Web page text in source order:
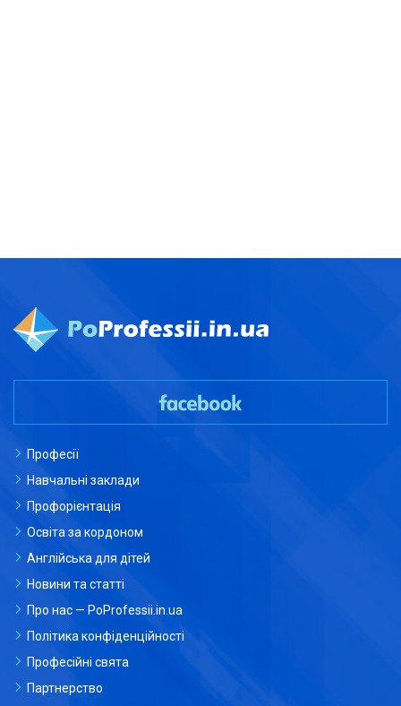
Професії
Навчальні заклади
Профорієнтація
Освіта за кордоном
Англійська для дітей
Новини та статті
Про нас — PoProfessii.in.ua
Політика конфіденційності
Професійні свята
Партнерство